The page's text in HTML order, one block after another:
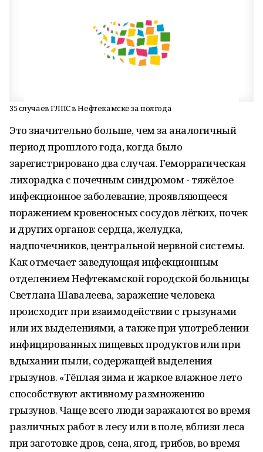
35 случаев ГЛПС в Нефтекамске за полгода
Это значительно больше, чем за аналогичный
период прошлого года, когда было
зарегистрировано два случая. Геморрагическая
лихорадка с почечным синдромом - тяжёлое
инфекционное заболевание, проявляющееся
поражением кровеносных сосудов лёгких, почек
и других органов: сердца, желудка,
надпочечников, центральной нервной системы.
Как отмечает заведующая инфекционным
отделением Нефтекамской городской больницы
Светлана Шавалеева, заражение человека
происходит при взаимодействии с грызунами
или их выделениями, а также при употреблении
инфицированных пищевых продуктов или при
вдыхании пыли, содержащей выделения
грызунов. «Тёплая зима и жаркое влажное лето
способствуют активному размножению
грызунов. Чаще всего люди заражаются во время
различных работ в лесу или в поле, вблизи леса
при заготовке дров, сена, ягод, грибов, во время